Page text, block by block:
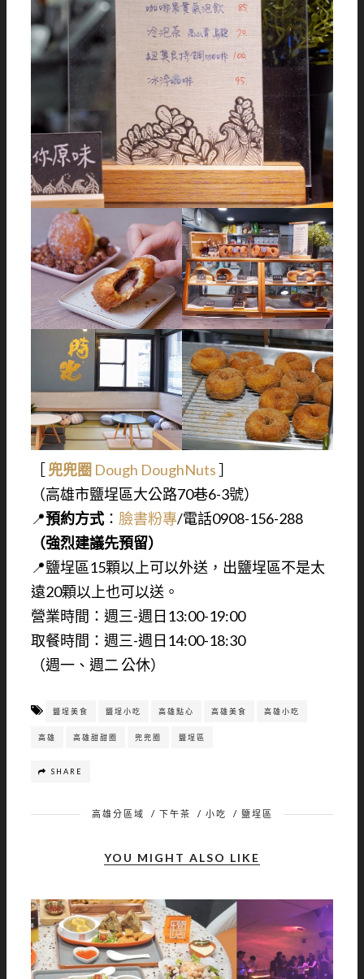
［兜兜圈 Dough DoughNuts］
（高雄市鹽埕區大公路70巷6-3號）
📍預約方式： 臉書粉專/電話0908-156-288
（強烈建議先預留）
📍鹽埕區15顆以上可以外送，出鹽埕區不是太
遠20顆以上也可以送。
營業時間：週三-週日13:00-19:00
取餐時間：週三-週日14:00-18:30
（週一、週二 公休）
鹽埕美食 鹽埕小吃 高雄點心 高雄美食 高雄小吃
高雄 高雄甜甜圈 兜兜圈 鹽埕區
SHARE
高雄分區域 / 下午茶 / 小吃 / 鹽埕區
YOU MIGHT ALSO LIKE